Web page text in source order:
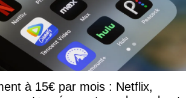
à 15€ par mois : Netflix,